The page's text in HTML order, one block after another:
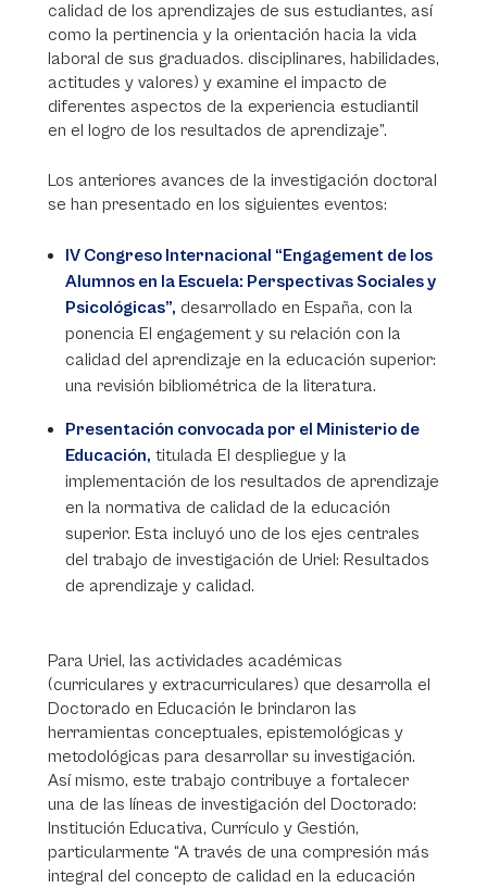
calidad de los aprendizajes de sus estudiantes, así
como la pertinencia y la orientación hacia la vida
laboral de sus graduados. disciplinares, habilidades,
actitudes y valores) y examine el impacto de
diferentes aspectos de la experiencia estudiantil
en el logro de los resultados de aprendizaje”.
Los anteriores avances de la investigación doctoral
se han presentado en los siguientes eventos:
IV Congreso Internacional “Engagement de los
Alumnos en la Escuela: Perspectivas Sociales y
Psicológicas”, desarrollado en España, con la
ponencia El engagement y su relación con la
calidad del aprendizaje en la educación superior:
una revisión bibliométrica de la literatura.
Presentación convocada por el Ministerio de
Educación, titulada El despliegue y la
implementación de los resultados de aprendizaje
en la normativa de calidad de la educación
superior. Esta incluyó uno de los ejes centrales
del trabajo de investigación de Uriel: Resultados
de aprendizaje y calidad.
Para Uriel, las actividades académicas
(curriculares y extracurriculares) que desarrolla el
Doctorado en Educación le brindaron las
herramientas conceptuales, epistemológicas y
metodológicas para desarrollar su investigación.
Así mismo, este trabajo contribuye a fortalecer
una de las líneas de investigación del Doctorado:
Institución Educativa, Currículo y Gestión,
particularmente “A través de una compresión más
integral del concepto de calidad en la educación